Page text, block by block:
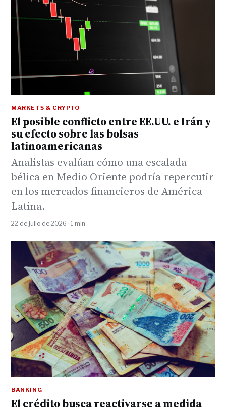
MARKETS & CRYPTO
El posible conflicto entre EE.UU. e Irán y
su efecto sobre las bolsas
latinoamericanas
Analistas evalúan cómo una escalada
bélica en Medio Oriente podría repercutir
en los mercados financieros de América
Latina.
22 de julio de 2026 · 1 min
BANKING
El crédito busca reactivarse a medida